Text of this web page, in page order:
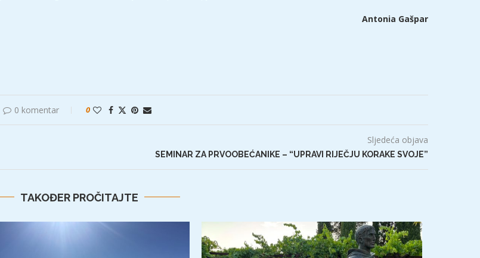
Antonia Gašpar
0 komentar 0
Sljedeća objava
SEMINAR ZA PRVOOBEĆANIKE – “UPRAVI RIJEČJU KORAKE SVOJE”
TAKOĐER PROČITAJTE